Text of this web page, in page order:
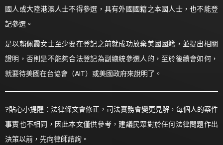
國人或大陸港澳人士不得參選，具有外國國籍之本國人士，也不能登
記參選。
是以賴佩霞女士至少要在登記之前就成功放棄美國國籍，並提出相關
證明，否則是不能夠合法登記為副總統參選人的，至於後續會如何，
就要待美國在台協會（AIT）或美國政府來說明了。
?貼心小提醒：法律條文會修正，司法實務會變更見解，每個人的案件
事實也不相同，因此本文僅供參考，建議民眾對於任何法律問題作出
決策以前，先向律師諮詢。